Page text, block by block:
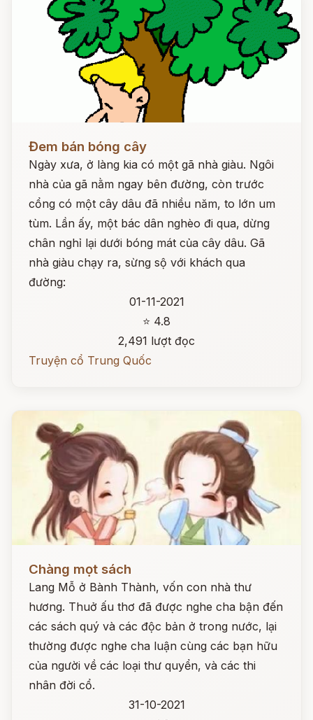
Đem bán bóng cây
Ngày xưa, ở làng kia có một gã nhà giàu. Ngôi
nhà của gã nằm ngay bên đường, còn trước
cổng có một cây dâu đã nhiều năm, to lớn um
tùm. Lần ấy, một bác dân nghèo đi qua, dừng
chân nghỉ lại dưới bóng mát của cây dâu. Gã
nhà giàu chạy ra, sừng sộ với khách qua
đường:
01-11-2021
⭐ 4.8
2,491 lượt đọc
Truyện cổ Trung Quốc
Chàng mọt sách
Lang Mỗ ở Bành Thành, vốn con nhà thư
hương. Thuở ấu thơ đã được nghe cha bận đến
các sách quý và các độc bản ở trong nước, lại
thường được nghe cha luận cùng các bạn hữu
của người về các loại thư quyển, và các thi
nhân đời cổ.
31-10-2021